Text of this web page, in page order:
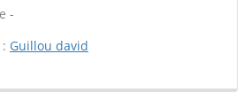
-
Guillou david